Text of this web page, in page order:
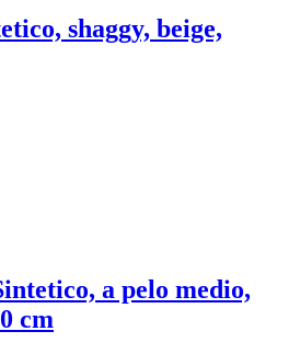
shaggy, beige,
a pelo medio,
cm